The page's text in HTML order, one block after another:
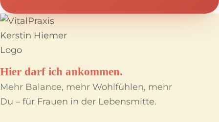
Hier darf ich ankommen.
Mehr Balance, mehr Wohlfühlen, mehr
Du – für Frauen in der Lebensmitte.